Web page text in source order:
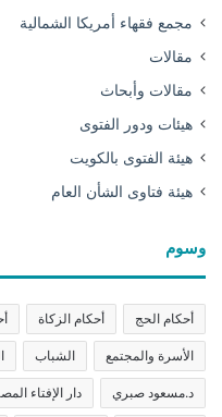
مجمع فقهاء أمريكا الشمالية
مقالات
مقالات وأبحاث
هيئات ودور الفتوى
هيئة الفتوى بالكويت
هيئة فتاوى الشأن العام
وسوم
أحكام الحج أحكام الزكاة
الأسرة والمجتمع الشباب
د.مسعود صبري دار الإفتاء